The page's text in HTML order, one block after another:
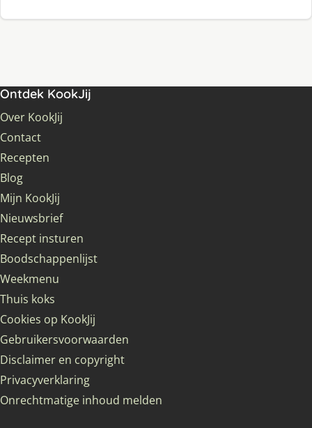
Ontdek KookJij
Over KookJij
Contact
Recepten
Blog
Mijn KookJij
Nieuwsbrief
Recept insturen
Boodschappenlijst
Weekmenu
Thuis koks
Cookies op KookJij
Gebruikersvoorwaarden
Disclaimer en copyright
Privacyverklaring
Onrechtmatige inhoud melden